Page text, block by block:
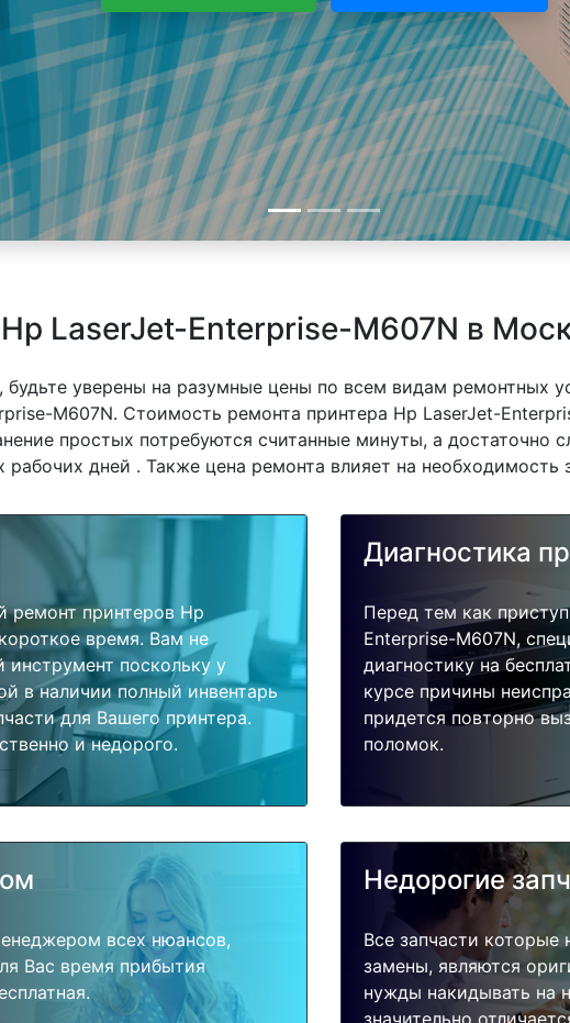
LaserJet-Enterprise-M607N в
уверены на разумные цены по всем видам ремонтных
M607N. Стоимость ремонта принтера Hp LaserJet-
простых потребуются считанные минуты, а достаточно
рабочих дней . Также цена ремонта влияет на
ремонт принтеров Hp
время. Вам не
инструмент поскольку у
в наличии полный инвентарь
для Вашего принтера.
и недорого.
Диагностика
Перед тем как
Enterprise-M607N,
диагностику на
курсе причины
придется повторно
поломок.
всех нюансов,
Вас время прибытия
Недорогие
Все запчасти которые
замены, являются
нужды накидывать на